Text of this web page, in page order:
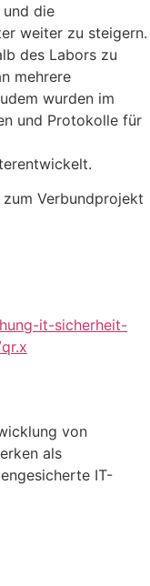
die
weiter zu steigern.
des Labors zu
mehrere
wurden im
und Protokolle für
Verbundprojekt
it-sicherheit-
von
als
IT-